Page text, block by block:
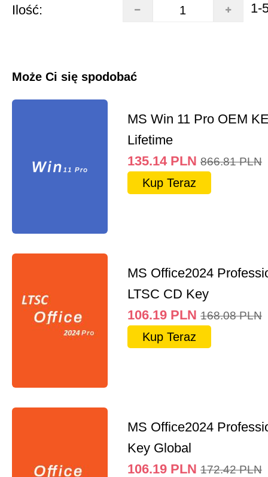
Ilość: 1-
Może Ci się spodobać
MS Win 11 Pro OEM
Lifetime
135.14 PLN 866.81 PLN
Kup Teraz
MS Office2024
LTSC CD Key
106.19 PLN 168.08 PLN
Kup Teraz
MS Office2024
Key Global
106.19 PLN 172.42 PLN